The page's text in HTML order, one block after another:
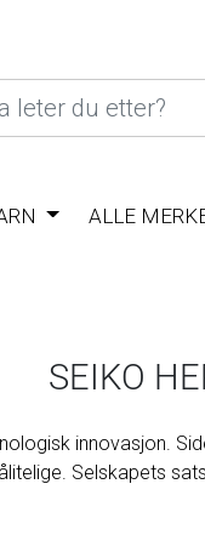
ALLE
SEIKO
innovasjon.
Selskapets